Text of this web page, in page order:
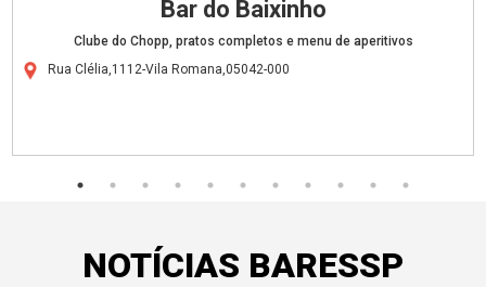
Bar do Baixinho
Clube do Chopp, pratos completos e menu de aperitivos
Rua Clélia,1112-Vila Romana,05042-000
NOTÍCIAS BARESSP